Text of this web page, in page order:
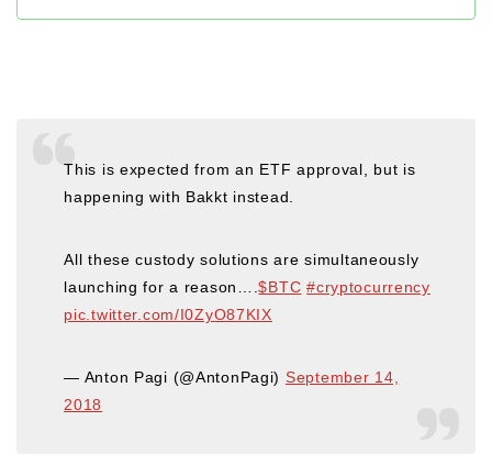
This is expected from an ETF approval, but is
happening with Bakkt instead.
All these custody solutions are simultaneously
launching for a reason….$BTC #cryptocurrency
pic.twitter.com/I0ZyO87KIX
— Anton Pagi (@AntonPagi) September 14,
2018